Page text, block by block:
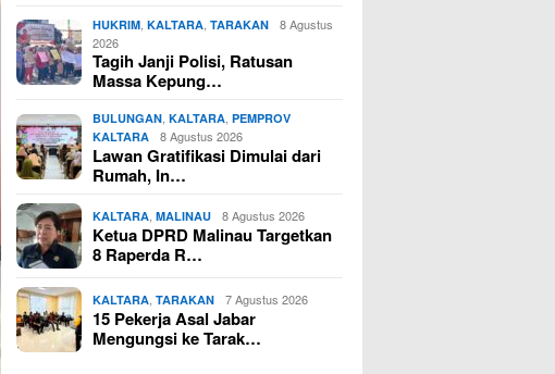
HUKRIM ,KALTARA ,TARAKAN
8 Agustus
2026
Tagih Janji Polisi, Ratusan
Massa Kepung…
BULUNGAN ,KALTARA ,PEMPROV
KALTARA
8 Agustus 2026
Lawan Gratifikasi Dimulai dari
Rumah, In…
KALTARA ,MALINAU 8 Agustus 2026
Ketua DPRD Malinau Targetkan
8 Raperda R…
KALTARA ,TARAKAN 7 Agustus 2026
15 Pekerja Asal Jabar
Mengungsi ke Tarak…